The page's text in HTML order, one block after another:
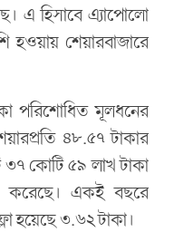
এ হিসাবে এ্যাপোলো
হওয়ায় শেয়ারবাজারে
পরিশোধিত মূলধনের
৪৮.৫৭ টাকার
কোটি ৫৯ লাখ টাকা
করেছে। একই বছরে
হয়েছে ৩.৬২ টাকা।